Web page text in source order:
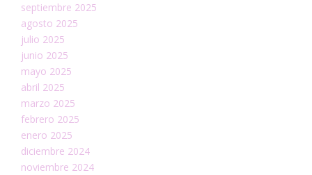
septiembre 2025
agosto 2025
julio 2025
junio 2025
mayo 2025
abril 2025
marzo 2025
febrero 2025
enero 2025
diciembre 2024
noviembre 2024